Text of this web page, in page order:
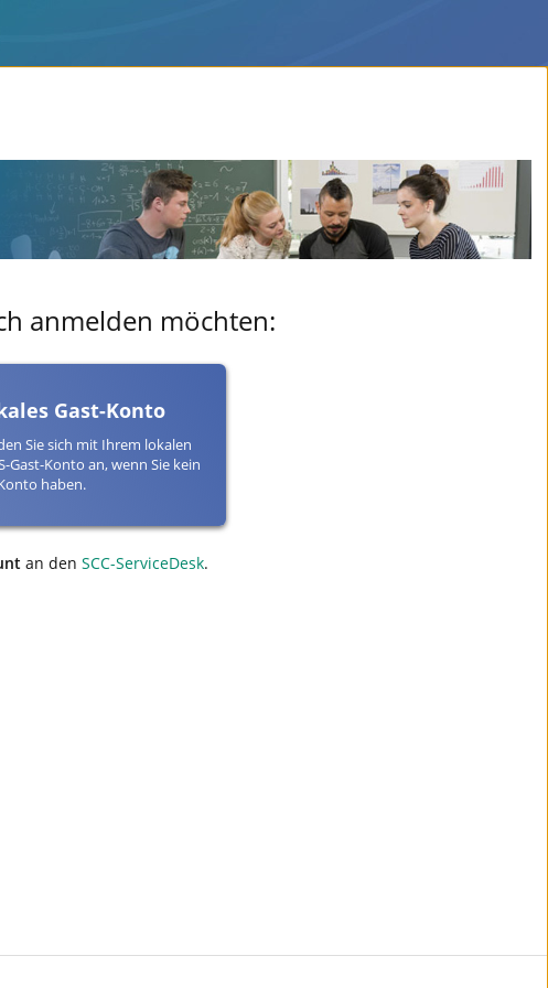
anmelden möchten:
Gast-Konto
Sie sich mit Ihrem lokalen
Gast-Konto an, wenn Sie kein
haben.
an den SCC-ServiceDesk.